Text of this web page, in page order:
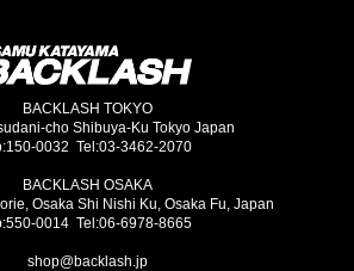
BACKLASH TOKYO
cho Shibuya-Ku Tokyo Japan
0032 Tel:03-3462-2070
BACKLASH OSAKA
Osaka Shi Nishi Ku, Osaka Fu, Japan
0014 Tel:06-6978-8665
shop@backlash.jp